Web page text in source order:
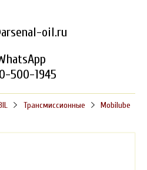
oil.ru
500-1945
Трансмиссионные
Mobilube